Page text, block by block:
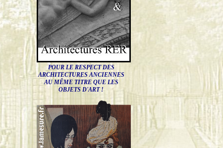
POUR LE RESPECT DES
ARCHITECTURES ANCIENNES
AU MÊME TITRE QUE LES
OBJETS D'ART !